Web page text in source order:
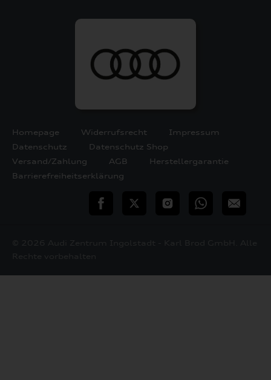
Homepage Widerrufsrecht
Impressum
Datenschutz
Datenschutz Shop
Versand/Zahlung
AGB
Herstellergarantie
Barrierefreiheitserklärung
teilen Twitter InstagramWhatsApp
E-